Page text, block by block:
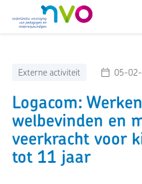
NVO
Externe activiteit 05-
Logacom:
welbevinden en
veerkracht voor
tot 11 jaar